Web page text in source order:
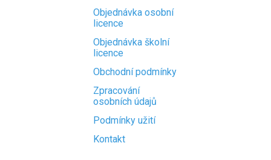
Objednávka osobní
licence
Objednávka školní
licence
Obchodní podmínky
Zpracování
osobních údajů
Podmínky užití
Kontakt